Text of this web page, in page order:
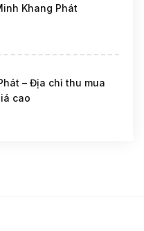
Khang Phát
– Địa chỉ thu mua
cao